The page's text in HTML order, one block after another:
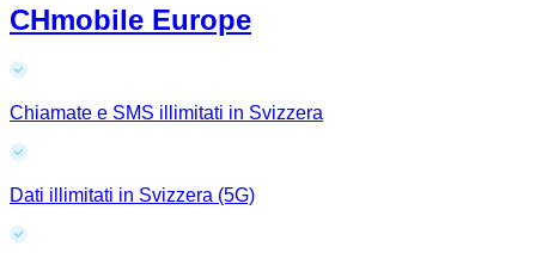
CHmobile Europe
Chiamate e SMS illimitati in Svizzera
Dati illimitati in Svizzera (5G)